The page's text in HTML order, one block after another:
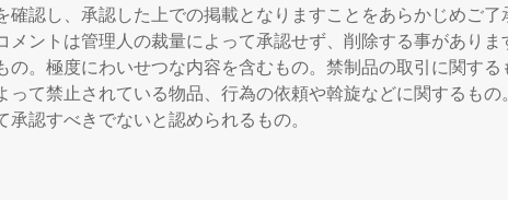
認し、承認した上での掲載となりますことをあらかじめご了
ントは管理人の裁量によって承認せず、削除する事がありま
。極度にわいせつな内容を含むもの。禁制品の取引に関する
て禁止されている物品、行為の依頼や斡旋などに関するもの
認すべきでないと認められるもの。